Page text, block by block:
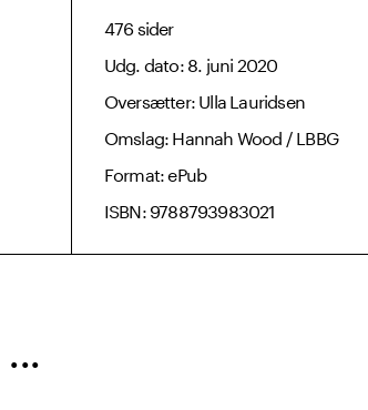
476 sider
Udg. dato: 8. juni 2020
Oversætter: Ulla Lauridsen
Omslag: Hannah Wood / LBBG
Format: ePub
ISBN: 9788793983021